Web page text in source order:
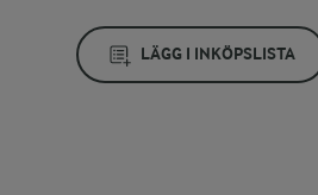
LÄGG I INKÖPSLISTA